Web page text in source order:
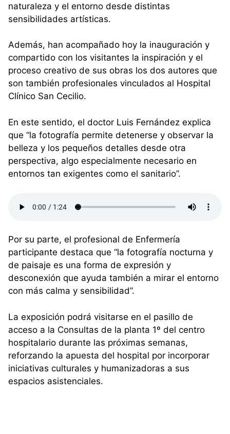
naturaleza y el entorno desde distintas
sensibilidades artísticas.
Además, han acompañado hoy la inauguración y
compartido con los visitantes la inspiración y el
proceso creativo de sus obras los dos autores que
son también profesionales vinculados al Hospital
Clínico San Cecilio.
En este sentido, el doctor Luis Fernández explica
que “la fotografía permite detenerse y observar la
belleza y los pequeños detalles desde otra
perspectiva, algo especialmente necesario en
entornos tan exigentes como el sanitario”.
Por su parte, el profesional de Enfermería
participante destaca que “la fotografía nocturna y
de paisaje es una forma de expresión y
desconexión que ayuda también a mirar el entorno
con más calma y sensibilidad”.
La exposición podrá visitarse en el pasillo de
acceso a la Consultas de la planta 1º del centro
hospitalario durante las próximas semanas,
reforzando la apuesta del hospital por incorporar
iniciativas culturales y humanizadoras a sus
espacios asistenciales.